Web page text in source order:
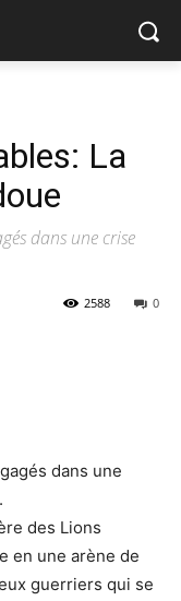
La
dans une crise
0
2588
dans une
des Lions
en une arène de
guerriers qui se